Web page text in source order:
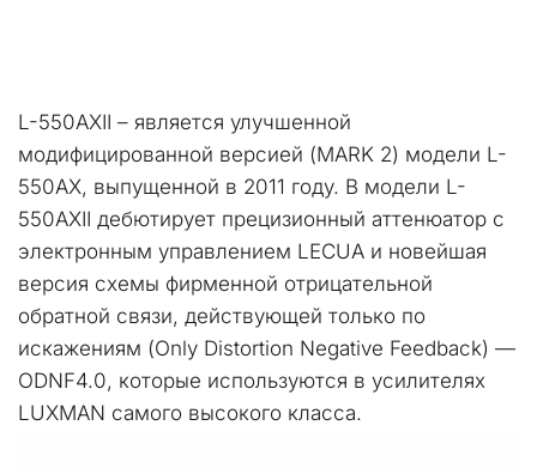
L-550AXII – является улучшенной
модифицированной версией (MARK 2) модели L-
550AX, выпущенной в 2011 году. В модели L-
550AXII дебютирует прецизионный аттенюатор с
электронным управлением LECUA и новейшая
версия схемы фирменной отрицательной
обратной связи, действующей только по
искажениям (Only Distortion Negative Feedback) —
ODNF4.0, которые используются в усилителях
LUXMAN самого высокого класса.